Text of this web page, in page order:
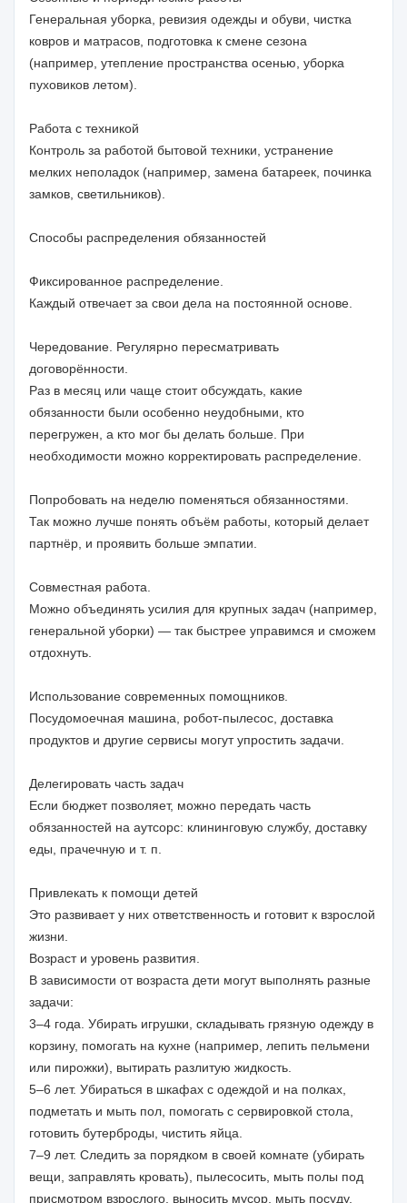
Генеральная уборка, ревизия одежды и обуви, чистка
ковров и матрасов, подготовка к смене сезона
(например, утепление пространства осенью, уборка
пуховиков летом).
Работа с техникой
Контроль за работой бытовой техники, устранение
мелких неполадок (например, замена батареек, починка
замков, светильников).
Способы распределения обязанностей
Фиксированное распределение.
Каждый отвечает за свои дела на постоянной основе.
Чередование. Регулярно пересматривать
договорённости.
Раз в месяц или чаще стоит обсуждать, какие
обязанности были особенно неудобными, кто
перегружен, а кто мог бы делать больше. При
необходимости можно корректировать распределение.
Попробовать на неделю поменяться обязанностями.
Так можно лучше понять объём работы, который делает
партнёр, и проявить больше эмпатии.
Совместная работа.
Можно объединять усилия для крупных задач (например,
генеральной уборки) — так быстрее управимся и сможем
отдохнуть.
Использование современных помощников.
Посудомоечная машина, робот-пылесос, доставка
продуктов и другие сервисы могут упростить задачи.
Делегировать часть задач
Если бюджет позволяет, можно передать часть
обязанностей на аутсорс: клининговую службу, доставку
еды, прачечную и т. п.
Привлекать к помощи детей
Это развивает у них ответственность и готовит к взрослой
жизни.
Возраст и уровень развития.
В зависимости от возраста дети могут выполнять разные
задачи:
3–4 года. Убирать игрушки, складывать грязную одежду в
корзину, помогать на кухне (например, лепить пельмени
или пирожки), вытирать разлитую жидкость.
5–6 лет. Убираться в шкафах с одеждой и на полках,
подметать и мыть пол, помогать с сервировкой стола,
готовить бутерброды, чистить яйца.
7–9 лет. Следить за порядком в своей комнате (убирать
вещи, заправлять кровать), пылесосить, мыть полы под
присмотром взрослого, выносить мусор, мыть посуду,